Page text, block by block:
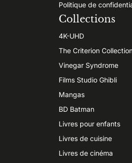
Politique de
Collections
4K-UHD
The Criterion
Vinegar Syndrome
Films Studio Ghibli
Mangas
BD Batman
Livres pour enfants
Livres de cuisine
Livres de cinéma